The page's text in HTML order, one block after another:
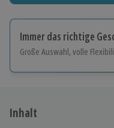
Immer das richtige
Große Auswahl, volle
Jeder Gutschein für alle
Inhalt